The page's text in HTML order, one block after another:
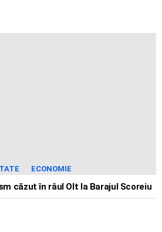
ECONOMIE
căzut în râul Olt la Barajul Scoreiu